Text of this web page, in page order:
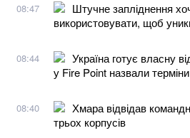
08:47
Штучне запліднення
використовувати, щоб
08:44
Україна готує власну
у Fire Point назвали терміни
08:40
Хмара відвідав
трьох корпусів